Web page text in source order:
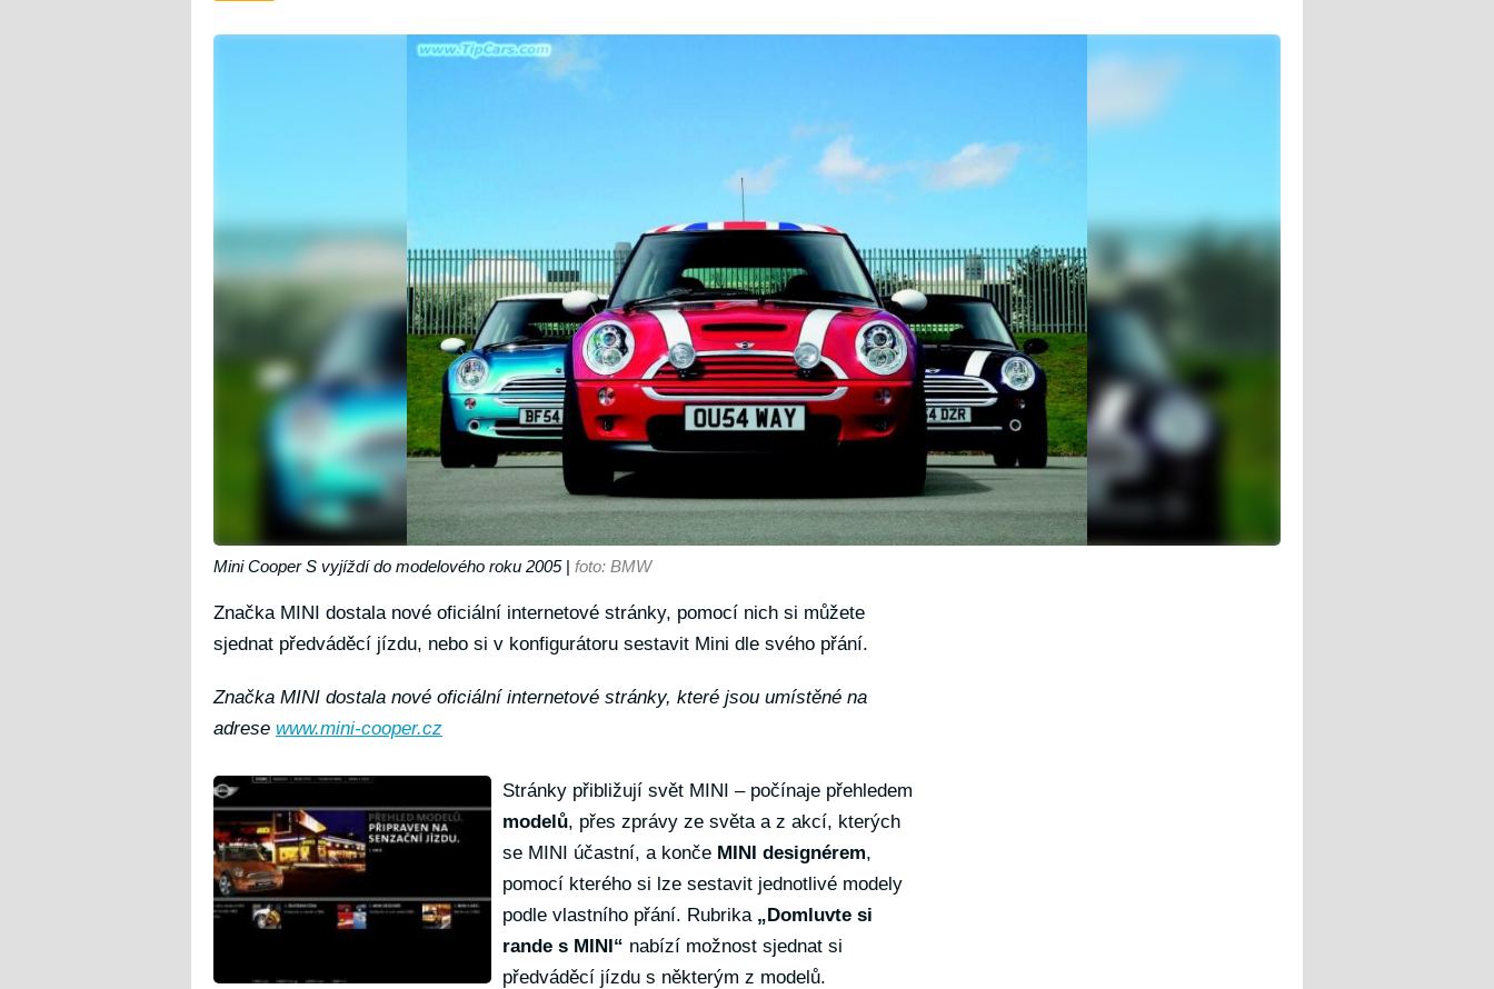
Mini Cooper S vyjíždí do modelového roku 2005| foto: BMW
Značka MINI dostala nové oficiální internetové stránky, pomocí nich si můžete
sjednat předváděcí jízdu, nebo si v konfigurátoru sestavit Mini dle svého přání.
Značka MINI dostala nové oficiální internetové stránky, které jsou umístěné na
adrese www.mini-cooper.cz
Stránky přibližují svět MINI – počínaje přehledem
modelů, přes zprávy ze světa a z akcí, kterých
se MINI účastní, a konče MINI designérem,
pomocí kterého si lze sestavit jednotlivé modely
podle vlastního přání. Rubrika „Domluvte si
rande s MINI“ nabízí možnost sjednat si
předváděcí jízdu s některým z modelů.